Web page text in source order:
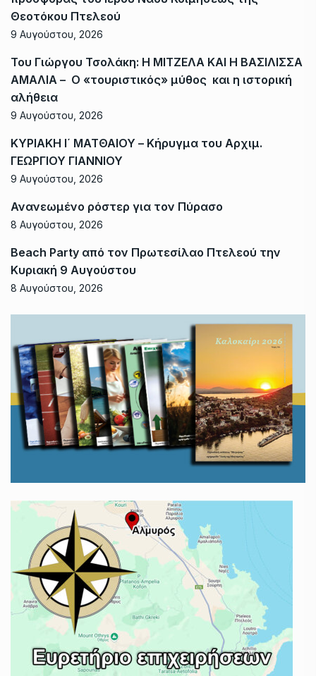
Θεοτόκου Πτελεού
9 Αυγούστου, 2026
Του Γιώργου Τσολάκη: Η ΜΙΤΖΕΛΑ ΚΑΙ Η ΒΑΣΙΛΙΣΣΑ
ΑΜΑΛΙΑ – Ο «τουριστικός» μύθος και η ιστορική
αλήθεια
9 Αυγούστου, 2026
ΚΥΡΙΑΚΗ Ι΄ ΜΑΤΘΑΙΟΥ – Κήρυγμα του Αρχιμ.
ΓΕΩΡΓΙΟΥ ΓΙΑΝΝΙΟΥ
9 Αυγούστου, 2026
Ανανεωμένο ρόστερ για τον Πύρασο
8 Αυγούστου, 2026
Beach Party από τον Πρωτεσίλαο Πτελεού την
Κυριακή 9 Αυγούστου
8 Αυγούστου, 2026